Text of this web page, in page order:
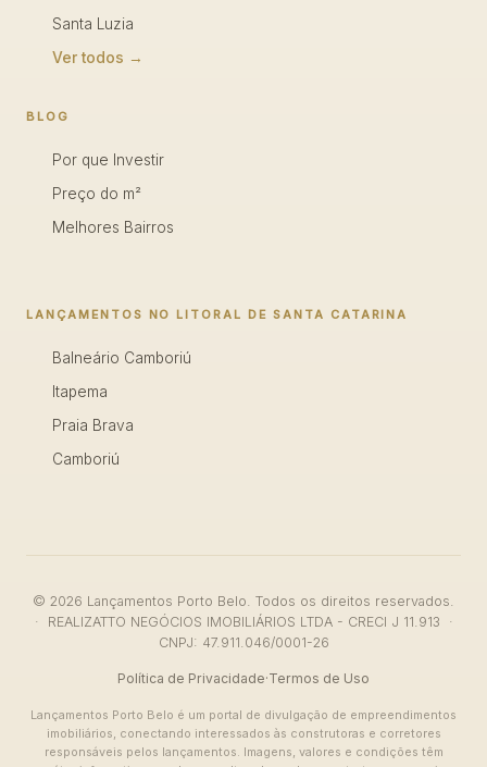
Santa Luzia
Ver todos →
BLOG
Por que Investir
Preço do m²
Melhores Bairros
LANÇAMENTOS NO LITORAL DE SANTA CATARINA
Balneário Camboriú
Itapema
Praia Brava
Camboriú
© 2026 Lançamentos Porto Belo. Todos os direitos reservados.
· REALIZATTO NEGÓCIOS IMOBILIÁRIOS LTDA - CRECI J 11.913 ·
CNPJ: 47.911.046/0001-26
Política de Privacidade·Termos de Uso
Lançamentos Porto Belo é um portal de divulgação de empreendimentos
imobiliários, conectando interessados às construtoras e corretores
responsáveis pelos lançamentos. Imagens, valores e condições têm